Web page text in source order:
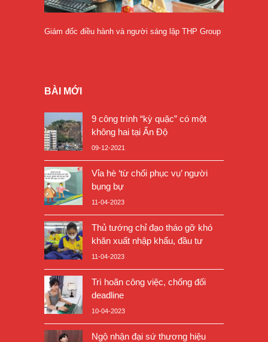
Giám đốc điều hành và người sáng lập THP Group
BÀI MỚI
9 công trình “kỳ quặc” có một
không hai tại Ấn Độ
09-12-2021
Vỉa hè ‘từ chối phục vụ’ người
bụng bự
11-04-2023
Thủ tướng chỉ đạo tháo gỡ khó
khăn xuất nhập khẩu, đầu tư
11-04-2023
Trì hoãn công việc, chống đối
deadline
10-04-2023
Ngộ nhận đại sứ thương hiệu